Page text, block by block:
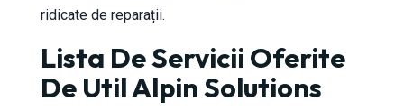
ridicate de reparații.
Lista De Servicii Oferite
De Util Alpin Solutions